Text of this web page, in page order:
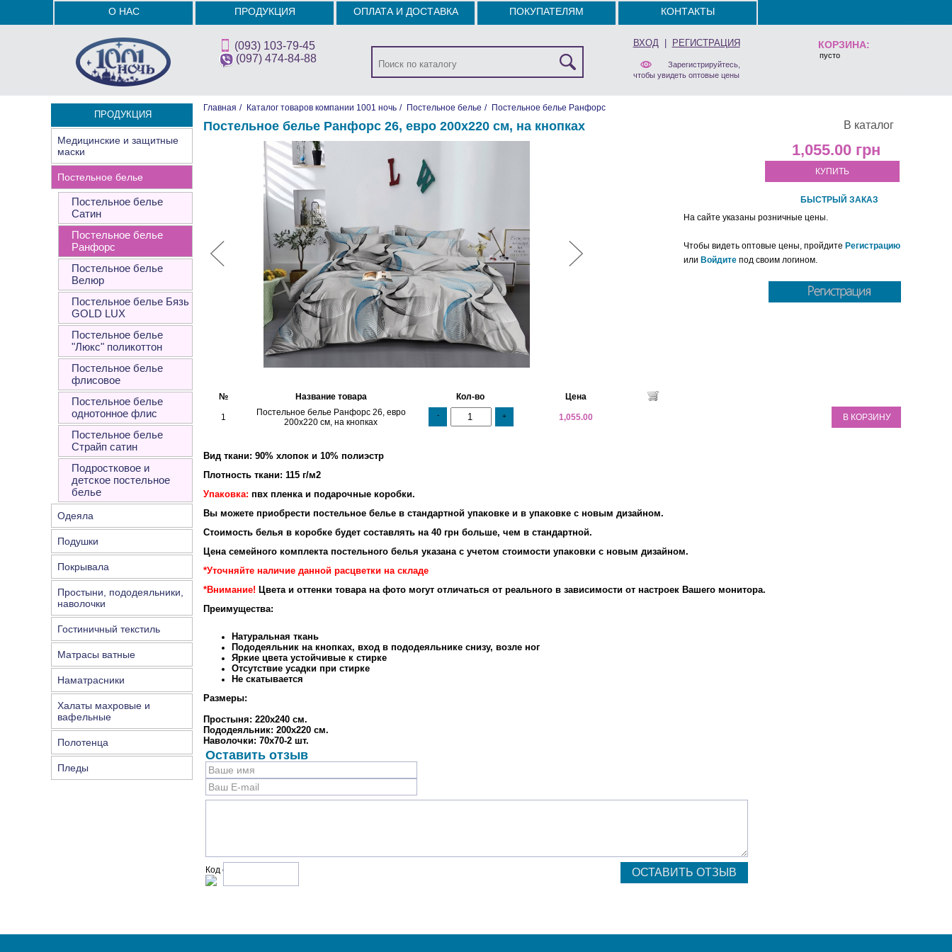
КОРЗИНА:
пусто
О НАС ПРОДУКЦИЯ ОПЛАТА И ДОСТАВКА ПОКУПАТЕЛЯМ КОНТАКТЫ
(093) 103-79-45
(097) 474-84-88
ВХОД| РЕГИСТРАЦИЯ
Зарегистрируйтесь,
чтобы увидеть оптовые цены
ПРОДУКЦИЯ
Медицинские и защитные
маски
Постельное белье
Постельное белье
Сатин
Постельное белье
Ранфорс
Постельное белье
Велюр
Постельное белье Бязь
GOLD LUX
Постельное белье
"Люкс" поликоттон
Постельное белье
флисовое
Постельное белье
однотонное флис
Постельное белье
Страйп сатин
Подростковое и
детское постельное
белье
Одеяла
Подушки
Покрывала
Простыни, пододеяльники,
наволочки
Гостиничный текстиль
Матрасы ватные
Наматрасники
Халаты махровые и
вафельные
Полотенца
Пледы
Главная / Каталог товаров компании 1001 ночь / Постельное белье / Постельное белье Ранфорс
В каталог
Постельное белье Ранфорс 26, евро 200х220 см, на кнопках
1,055.00
КУПИТЬ
БЫСТРЫЙ ЗАКАЗ
На сайте указаны розничные цены.
Чтобы видеть оптовые цены, пройдите Регистрацию
или Войдите под своим логином.
№ Название товара Кол-во Цена
1
Постельное белье Ранфорс 26, евро
200х220 см, на кнопках
- + 1,055.00 В КОРЗИНУ
Вид ткани: 90% хлопок и 10% полиэстр
Плотность ткани: 115 г/м2
Упаковка: пвх пленка и подарочные коробки.
Вы можете приобрести постельное белье в стандартной упаковке и в упаковке с новым дизайном.
Стоимость белья в коробке будет составлять на 40 грн больше, чем в стандартной.
Цена семейного комплекта постельного белья указана с учетом стоимости упаковки с новым дизайном.
*Уточняйте наличие данной расцветки на складе
*Внимание! Цвета и оттенки товара на фото могут отличаться от реального в зависимости от настроек Вашего монитора.
Преимущества:
Натуральная ткань
Пододеяльник на кнопках, вход в пододеяльнике снизу, возле ног
Яркие цвета устойчивые к стирке
Отсутствие усадки при стирке
Не скатывается
Размеры:
Простыня: 220х240 см.
Пододеяльник: 200х220 см.
Наволочки: 70х70-2 шт.
Оставить отзыв
Код с рисунка: